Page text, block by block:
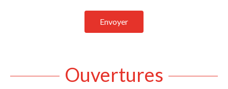
Envoyer
Ouvertures